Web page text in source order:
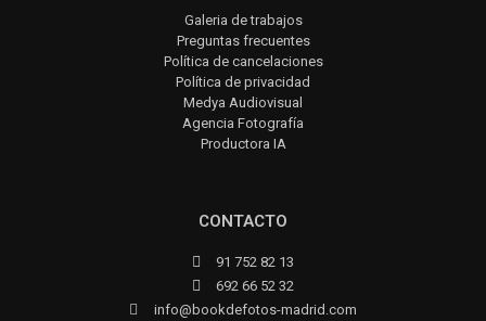
Galeria de trabajos
Preguntas frecuentes
Política de cancelaciones
Política de privacidad
Medya Audiovisual
Agencia Fotografía
Productora IA
CONTACTO
91 752 82 13
692 66 52 32
info@bookdefotos-madrid.com